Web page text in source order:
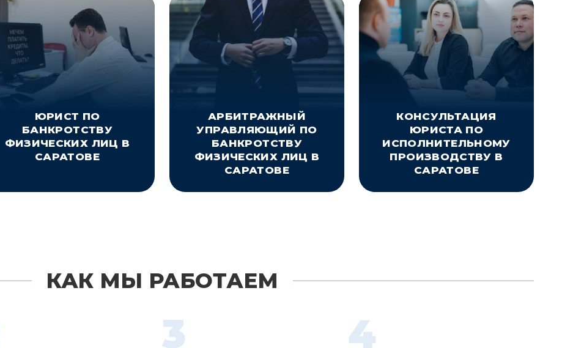
ЮРИСТ ПО
БАНКРОТСТВУ
ФИЗИЧЕСКИХ ЛИЦ В
САРАТОВЕ
АРБИТРАЖНЫЙ
УПРАВЛЯЮЩИЙ ПО
БАНКРОТСТВУ
ФИЗИЧЕСКИХ ЛИЦ В
САРАТОВЕ
КОНСУЛЬТАЦИЯ
ЮРИСТА ПО
ИСПОЛНИТЕЛЬНОМУ
ПРОИЗВОДСТВУ В
САРАТОВЕ
КАК МЫ РАБОТАЕМ
3 4